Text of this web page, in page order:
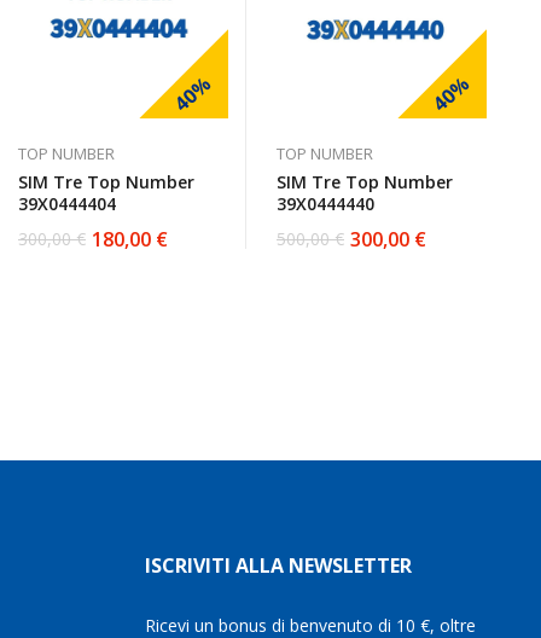
40%
TOP NUMBER
SIM Tre Top Number
39X0444404
300,00€
Il 180,00 €
Il
40%
TOP NUMBER
SIM Tre Top Number
39X0444440
500,00€
Il 300,00 €
Il
ISCRIVITI ALLA NEWSLETTER
Ricevi un bonus di benvenuto di 10 €, oltre